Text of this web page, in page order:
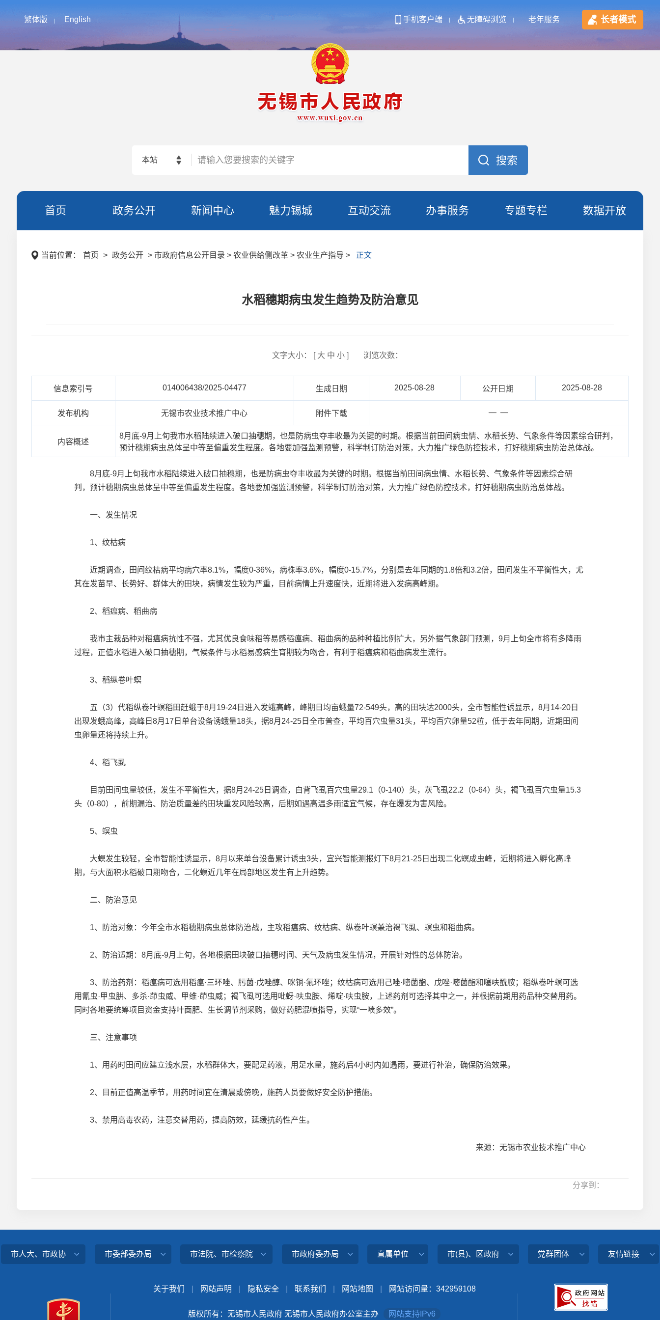
繁体版 English 手机客户端 无障碍浏览 老年服务 长者模式
本站
首页 政务公开 新闻中心 魅力锡城 互动交流 办事服务 专题专栏 数据开放
当前位置： 首页 > 政务公开 > 市政府信息公开目录 > 农业供给侧改革 > 农业生产指导 > 正文
水稻穗期病虫发生趋势及防治意见
文字大小： [ 大 中 小] 浏览次数：
信息索引号 014006438/2025-04477 生成日期 2025-08-28 公开日期 2025-08-28
发布机构 无锡市农业技术推广中心 附件下载 — —
内容概述
8月底-9月上旬我市水稻陆续进入破口抽穗期，也是防病虫夺丰收最为关键的时期。根据当前田间病虫情、水稻长势、气象条件等因素综合研判，
预计穗期病虫总体呈中等至偏重发生程度。各地要加强监测预警，科学制订防治对策，大力推广绿色防控技术，打好穗期病虫防治总体战。
8月底-9月上旬我市水稻陆续进入破口抽穗期，也是防病虫夺丰收最为关键的时期。根据当前田间病虫情、水稻长势、气象条件等因素综合研
判，预计穗期病虫总体呈中等至偏重发生程度。各地要加强监测预警，科学制订防治对策，大力推广绿色防控技术，打好穗期病虫防治总体战。
一、发生情况
1、纹枯病
近期调查，田间纹枯病平均病穴率8.1%，幅度0-36%，病株率3.6%，幅度0-15.7%，分别是去年同期的1.8倍和3.2倍，田间发生不平衡性大，尤
其在发苗早、长势好、群体大的田块，病情发生较为严重，目前病情上升速度快，近期将进入发病高峰期。
2、稻瘟病、稻曲病
我市主栽品种对稻瘟病抗性不强，尤其优良食味稻等易感稻瘟病、稻曲病的品种种植比例扩大，另外据气象部门预测，9月上旬全市将有多降雨
过程，正值水稻进入破口抽穗期，气候条件与水稻易感病生育期较为吻合，有利于稻瘟病和稻曲病发生流行。
3、稻纵卷叶螟
五（3）代稻纵卷叶螟稻田赶蛾于8月19-24日进入发蛾高峰，峰期日均亩蛾量72-549头，高的田块达2000头，全市智能性诱显示，8月14-20日
出现发蛾高峰，高峰日8月17日单台设备诱蛾量18头，据8月24-25日全市普查，平均百穴虫量31头，平均百穴卵量52粒，低于去年同期，近期田间
虫卵量还将持续上升。
4、稻飞虱
目前田间虫量较低，发生不平衡性大，据8月24-25日调查，白背飞虱百穴虫量29.1（0-140）头，灰飞虱22.2（0-64）头，褐飞虱百穴虫量15.3
头（0-80），前期漏治、防治质量差的田块重发风险较高，后期如遇高温多雨适宜气候，存在爆发为害风险。
5、螟虫
大螟发生较轻，全市智能性诱显示，8月以来单台设备累计诱虫3头，宜兴智能测报灯下8月21-25日出现二化螟成虫峰，近期将进入孵化高峰
期，与大面积水稻破口期吻合，二化螟近几年在局部地区发生有上升趋势。
二、防治意见
1、防治对象：今年全市水稻穗期病虫总体防治战，主攻稻瘟病、纹枯病、纵卷叶螟兼治褐飞虱、螟虫和稻曲病。
2、防治适期：8月底-9月上旬，各地根据田块破口抽穗时间、天气及病虫发生情况，开展针对性的总体防治。
3、防治药剂：稻瘟病可选用稻瘟·三环唑、肟菌·戊唑醇、咪铜·氟环唑；纹枯病可选用己唑·嘧菌酯、戊唑·嘧菌酯和噻呋酰胺；稻纵卷叶螟可选
用氰虫·甲虫肼、多杀·茚虫威、甲维·茚虫威；褐飞虱可选用吡蚜·呋虫胺、烯啶·呋虫胺，上述药剂可选择其中之一，并根据前期用药品种交替用药。
同时各地要统筹项目资金支持叶面肥、生长调节剂采购，做好药肥混喷指导，实现“一喷多效”。
三、注意事项
1、用药时田间应建立浅水层，水稻群体大，要配足药液，用足水量，施药后4小时内如遇雨，要进行补治，确保防治效果。
2、目前正值高温季节，用药时间宜在清晨或傍晚，施药人员要做好安全防护措施。
3、禁用高毒农药，注意交替用药，提高防效，延缓抗药性产生。
来源：无锡市农业技术推广中心
分享到：
市人大、市政协 市委部委办局 市法院、市检察院 市政府委办局 直属单位 市(县)、区政府 党群团体 友情链接
关于我们 网站声明 隐私安全 联系我们 网站地图 网站访问量： 342959108
版权所有：无锡市人民政府 无锡市人民政府办公室主办 网站支持IPv6